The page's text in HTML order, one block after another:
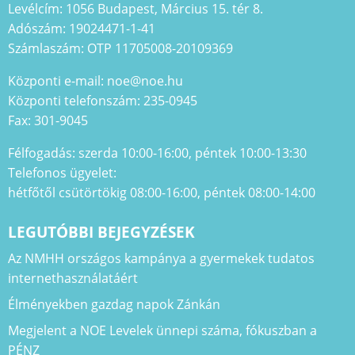
Levélcím: 1056 Budapest, Március 15. tér 8.
Adószám: 19024471-1-41
Számlaszám: OTP 11705008-20109369
Központi e-mail: noe@noe.hu
Központi telefonszám: 235-0945
Fax: 301-9045
Félfogadás: szerda 10:00-16:00, péntek 10:00-13:30
Telefonos ügyelet:
hétfőtől csütörtökig 08:00-16:00, péntek 08:00-14:00
LEGUTÓBBI BEJEGYZÉSEK
Az NMHH országos kampánya a gyermekek tudatos
internethasználatáért
Élményekben gazdag napok Zánkán
Megjelent a NOE Levelek ünnepi száma, fókuszban a
PÉNZ